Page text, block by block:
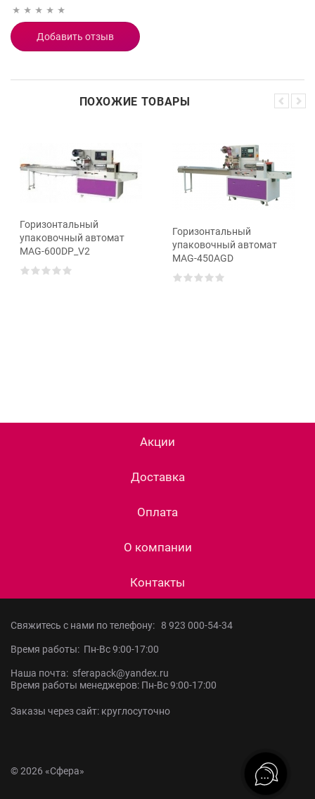
ПОХОЖИЕ ТОВАРЫ
Горизонтальный
упаковочный автомат
MAG-600DP_V2
Горизонтальный
упаковочный автомат
MAG-450AGD
Акции
Доставка
Оплата
О компании
Контакты
Свяжитесь с нами по телефону: 8 923 000-54-34
Время работы: Пн-Вс 9:00-17:00
Наша почта: sferapack@yandex.ru
Время работы менеджеров: Пн-Вс 9:00-17:00
Заказы через сайт: круглосуточно
© 2026 «Сфера»